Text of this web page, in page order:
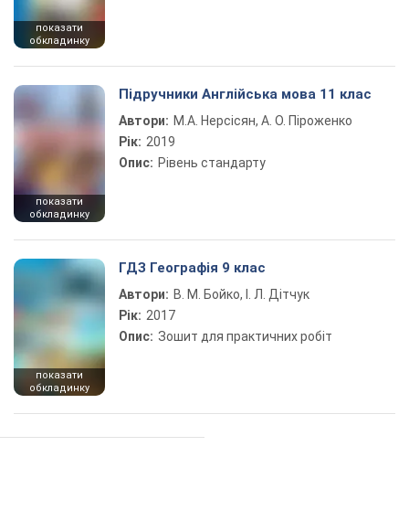
показати
обкладинку
показати
обкладинку
Підручники Англійська мова 11 клас
Автори: М.А. Нерсісян, А. О. Піроженко
Рік: 2019
Опис: Рівень стандарту
показати
обкладинку
ГДЗ Географія 9 клас
Автори: В. М. Бойко, І. Л. Дітчук
Рік: 2017
Опис: Зошит для практичних робіт